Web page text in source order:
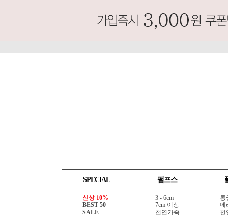
SPECIAL 펌프스
신상 10%
BEST 50
SALE
3 - 6cm
7cm 이상
천연가죽
통
메
천